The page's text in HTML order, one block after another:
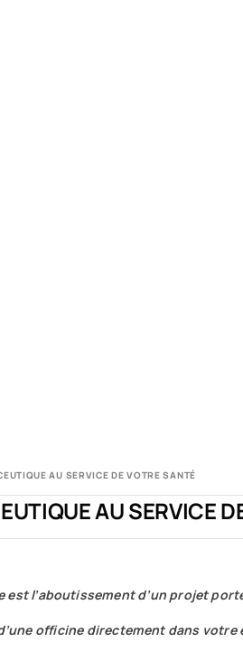
AU SERVICE DE VOTRE SANTÉ
AU SERVICE
l’aboutissement d’un projet
officine directement dans votre